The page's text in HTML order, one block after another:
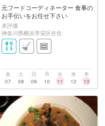
元フードコーディネーター 食事の
お手伝いをお任せ下さい
未評価
神奈川県横浜市栄区在住
金
07
土
08
日
09
月
10
火
11
水
12
木
13